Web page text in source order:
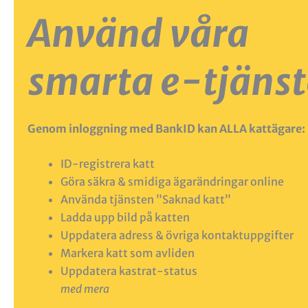
Använd våra
smarta e-
Genom inloggning med BankID kan ALLA kattägare:
ID-registrera katt
Göra säkra & smidiga ägarändringar online
Använda tjänsten ”Saknad katt”
Ladda upp bild på katten
Uppdatera adress & övriga kontaktuppgifter
Markera katt som avliden
Uppdatera kastrat-status
med mera